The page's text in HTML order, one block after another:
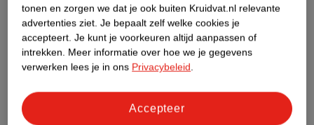
Etiketinformatie
Nature Impact Score
Meer informatie
tonen en zorgen we dat je ook buiten Kruidvat.nl relevante
advertenties ziet. Je bepaalt zelf welke cookies je
accepteert. Je kunt je voorkeuren altijd aanpassen of
intrekken. Meer informatie over hoe we je gegevens
verwerken lees je in ons Privacybeleid.
Accepteer